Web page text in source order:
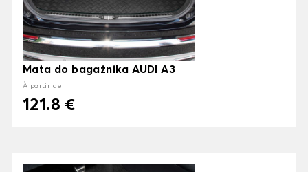
Mata do bagażnika AUDI A3
À partir de
121.8 €